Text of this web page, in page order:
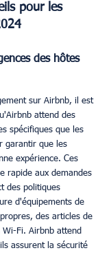
pour les
des hôtes
sur Airbnb, il est
attend des
spécifiques que les
garantir que les
expérience. Ces
rapide aux demandes
des politiques
d'équipements de
des articles de
Fi. Airbnb attend
assurent la sécurité